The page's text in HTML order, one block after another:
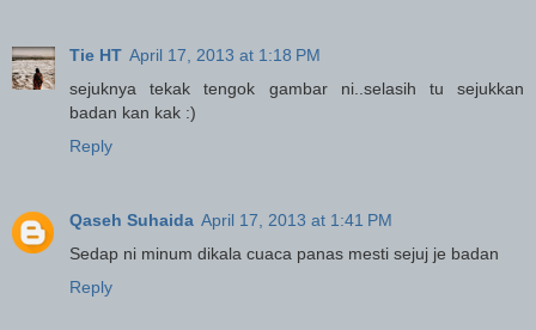
Tie HT April 17, 2013 at 1:18 PM
sejuknya tekak tengok gambar ni..selasih tu sejukkan
badan kan kak :)
Reply
Qaseh Suhaida April 17, 2013 at 1:41 PM
Sedap ni minum dikala cuaca panas mesti sejuj je badan
Reply